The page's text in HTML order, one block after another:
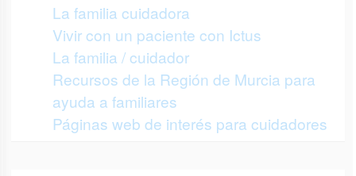
La familia cuidadora
Vivir con un paciente con Ictus
La familia / cuidador
Recursos de la Región de Murcia para
ayuda a familiares
Páginas web de interés para cuidadores